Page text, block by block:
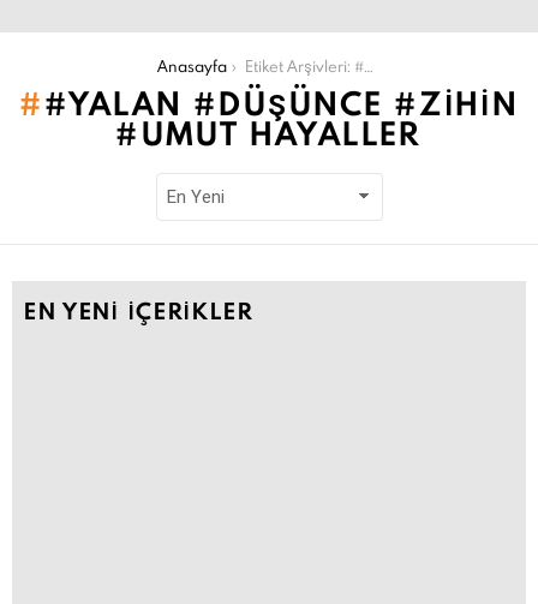
Anasayfa Etiket Arşivleri: #yalan #düşünce #zihin #umut hayaller
#YALAN #DÜŞÜNCE #ZIHIN
#UMUT HAYALLER
EN YENI İÇERIKLER